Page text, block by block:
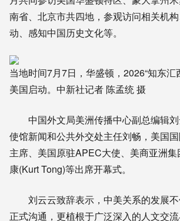
南省、北京市共四地，参观访问相关机
动、感知中国历史文化等。
当地时间7月7日，华盛顿，2026“知东汇
美国启动。中新社记者 陈孟统 摄
中国外文局美洲传播中心副总编辑刘
使馆新闻和公共外交处主任刘畅，美国
主席、美国原驻APEC大使、美商亚洲
康(Kurt Tong)等出席开幕式。
刘云云致辞表示，中美关系的发展不
正式沟通，更植根于广泛深入的人文交